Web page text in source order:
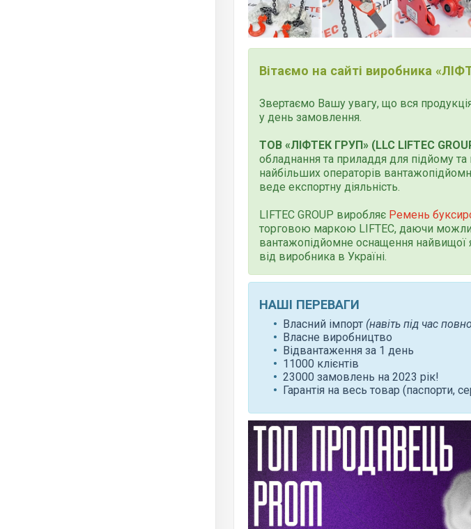
Вітаємо на сайті виробника
Звертаємо Вашу увагу, що вся
у день замовлення.
ТОВ «ЛІФТЕК ГРУП» (LLC LIFTEC
обладнання та приладдя для підйому
найбільших операторів
веде експортну діяльність.
LIFTEC GROUP виробляє Ремень
торговою маркою LIFTEC, даючи
вантажопідйомне оснащення найвищої
від виробника в Україні.
НАШІ ПЕРЕВАГИ
Власний імпорт (навіть під час
Власне виробництво
Відвантаження за 1 день
11000 клієнтів
23000 замовлень на 2023 рік!
Гарантія на весь товар (паспорти,